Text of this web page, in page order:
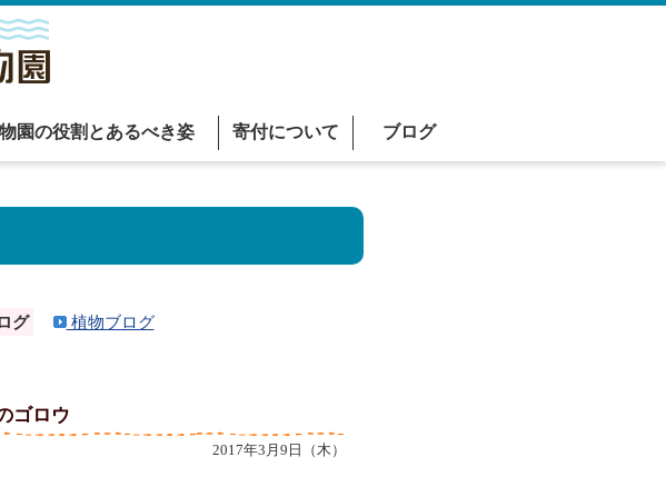
園の役割とあるべき姿 寄付について ブログ
グ 植物ブログ
ゴロウ
2017年3月9日（木）